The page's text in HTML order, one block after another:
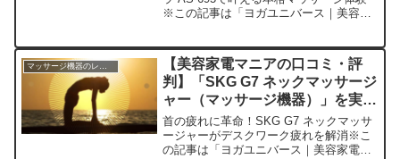
※この記事は「ヨガユニバース｜美容家
日、編集部が紹介したいのが「フジ医療
器 セララ AS...
マッサージ機器のレビュー
【美容家電マニアの口コミ・評
判】「SKG G7 ネックマッサージ
ャー（マッサージ機器）」を実際
に使ってみた正直感想
首の疲れに革命！SKG G7 ネックマッサ
ージャーがデスクワーク疲れを解消※こ
の記事は「ヨガユニバース｜美容家電マ